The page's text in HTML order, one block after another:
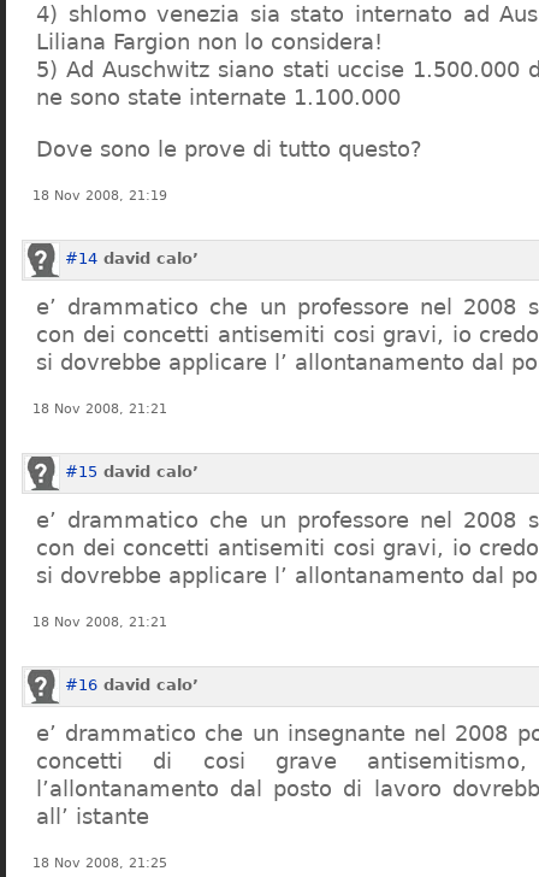
4) shlomo venezia sia stato internato ad
Liliana Fargion non lo considera!
5) Ad Auschwitz siano stati uccise 1.500.000
ne sono state internate 1.100.000
Dove sono le prove di tutto questo?
18 Nov 2008, 21:19
#14 david calo’
e’ drammatico che un professore nel 2008
con dei concetti antisemiti cosi gravi, io
si dovrebbe applicare l’ allontanamento dal
18 Nov 2008, 21:21
#15 david calo’
e’ drammatico che un professore nel 2008
con dei concetti antisemiti cosi gravi, io
si dovrebbe applicare l’ allontanamento dal
18 Nov 2008, 21:21
#16 david calo’
e’ drammatico che un insegnante nel 2008
concetti di cosi grave
l’allontanamento dal posto di lavoro
all’ istante
18 Nov 2008, 21:25